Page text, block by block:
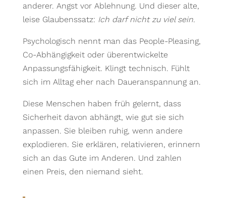
anderer. Angst vor Ablehnung. Und dieser alte,
leise Glaubenssatz: Ich darf nicht zu viel sein.
Psychologisch nennt man das People-Pleasing,
Co-Abhängigkeit oder überentwickelte
Anpassungsfähigkeit. Klingt technisch. Fühlt
sich im Alltag eher nach Daueranspannung an.
Diese Menschen haben früh gelernt, dass
Sicherheit davon abhängt, wie gut sie sich
anpassen. Sie bleiben ruhig, wenn andere
explodieren. Sie erklären, relativieren, erinnern
sich an das Gute im Anderen. Und zahlen
einen Preis, den niemand sieht.